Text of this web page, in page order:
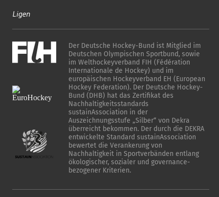
Ligen
Der Deutsche Hockey-Bund ist Mitglied im
Deutschen Olympischen Sportbund, sowie
im Welthockeyverband FIH (Fédération
Internationale de Hockey) und im
europäischen Hockeyverband EH (European
Hockey Federation). Der Deutsche Hockey-
Bund (DHB) hat das Zertifikat des
Nachhaltigkeitsstandards
sustainAssociation in der
Auszeichnungsstufe „Silber“ von Dekra
überreicht bekommen. Der durch die DEKRA
entwickelte Standard sustainAssociation
bewertet die Verankerung von
Nachhaltigkeit in Sportverbänden entlang
ökologischer, sozialer und governance-
bezogener Kriterien.